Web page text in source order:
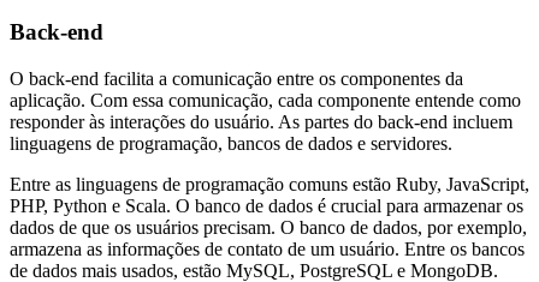
Back-end
O back-end facilita a comunicação entre os componentes da
aplicação. Com essa comunicação, cada componente entende como
responder às interações do usuário. As partes do back-end incluem
linguagens de programação, bancos de dados e servidores.
Entre as linguagens de programação comuns estão Ruby, JavaScript,
PHP, Python e Scala. O banco de dados é crucial para armazenar os
dados de que os usuários precisam. O banco de dados, por exemplo,
armazena as informações de contato de um usuário. Entre os bancos
de dados mais usados, estão MySQL, PostgreSQL e MongoDB.